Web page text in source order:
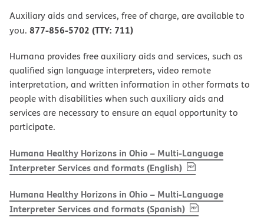
Auxiliary aids and services, free of charge, are available to
you. 877-856-5702 (TTY: 711)
Humana provides free auxiliary aids and services, such as
qualified sign language interpreters, video remote
interpretation, and written information in other formats to
people with disabilities when such auxiliary aids and
services are necessary to ensure an equal opportunity to
participate.
Humana Healthy Horizons in Ohio – Multi-Language
Interpreter Services and formats (English), PDF(opens in new
Humana Healthy Horizons in Ohio – Multi-Language
Interpreter Services and formats (Spanish), PDF(opens in new